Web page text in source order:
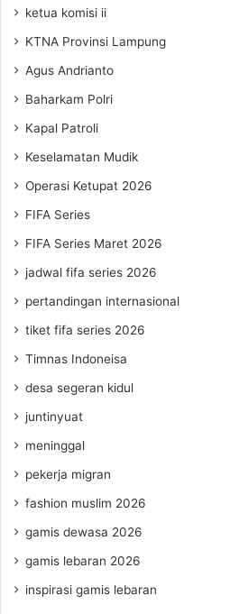
ketua komisi ii
KTNA Provinsi Lampung
Agus Andrianto
Baharkam Polri
Kapal Patroli
Keselamatan Mudik
Operasi Ketupat 2026
FIFA Series
FIFA Series Maret 2026
jadwal fifa series 2026
pertandingan internasional
tiket fifa series 2026
Timnas Indoneisa
desa segeran kidul
juntinyuat
meninggal
pekerja migran
fashion muslim 2026
gamis dewasa 2026
gamis lebaran 2026
inspirasi gamis lebaran